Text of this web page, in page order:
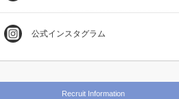
公式インスタグラム
Recruit Information